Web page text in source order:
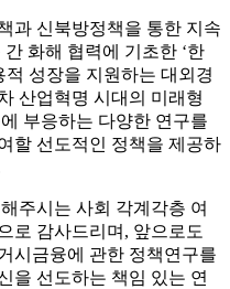
과 신북방정책을 통한 지속
화해 협력에 기초한 ‘한
적 성장을 지원하는 대외경
산업혁명 시대의 미래형
부응하는 다양한 연구를
할 선도적인 정책을 제공하
주시는 사회 각계각층 여
로 감사드리며, 앞으로도
시금융에 관한 정책연구를
을 선도하는 책임 있는 연